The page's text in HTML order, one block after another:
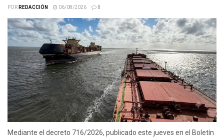
PORREDACCIÓN 06/08/2026 0
Mediante el decreto 716/2026, publicado este jueves en el Boletín